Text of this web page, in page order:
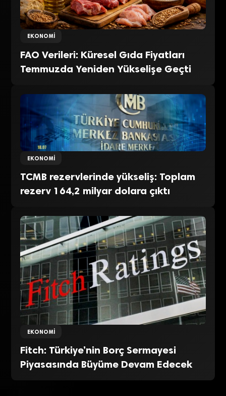
EKONOMI
FAO Verileri: Küresel Gıda Fiyatları
Temmuzda Yeniden Yükselişe Geçti
EKONOMI
TCMB rezervlerinde yükseliş: Toplam
rezerv 164,2 milyar dolara çıktı
EKONOMI
Fitch: Türkiye’nin Borç Sermayesi
Piyasasında Büyüme Devam Edecek